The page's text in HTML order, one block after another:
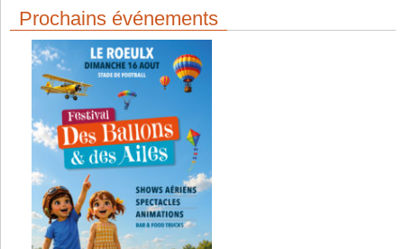
Prochains événements